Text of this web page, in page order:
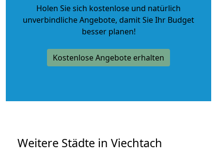
Holen Sie sich kostenlose und natürlich
unverbindliche Angebote, damit Sie Ihr Budget
besser planen!
Kostenlose Angebote erhalten
Weitere Städte in Viechtach